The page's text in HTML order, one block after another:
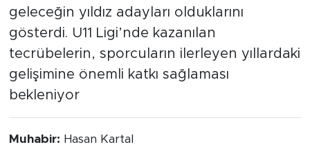
geleceğin yıldız adayları olduklarını
gösterdi. U11 Ligi’nde kazanılan
tecrübelerin, sporcuların ilerleyen yıllardaki
gelişimine önemli katkı sağlaması
bekleniyor
Muhabir: Hasan Kartal